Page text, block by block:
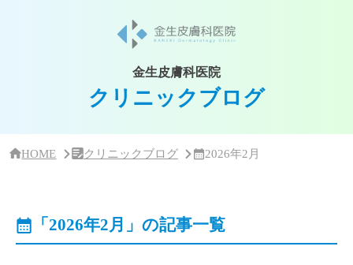
要
金生皮膚科医院
クリニックブログ
HOME クリニックブログ 2026年2月
「2026年2月」の記事一覧